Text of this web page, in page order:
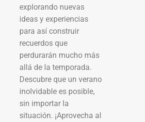
explorando nuevas
ideas y experiencias
para así construir
recuerdos que
perdurarán mucho más
allá de la temporada.
Descubre que un verano
inolvidable es posible,
sin importar la
situación. ¡Aprovecha al